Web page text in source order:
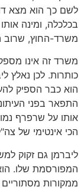
לשם כך הוא מצא
בכלכלה, ומינה
משרד-החוץ, שרוב
משרד זה אינו
כותרות. לכן נאלץ
הוא כבר הספיק
התפאר בפני
אותו על שרפרף
הכי אינטימי של
ליברמן גם זקוק
ממקורות